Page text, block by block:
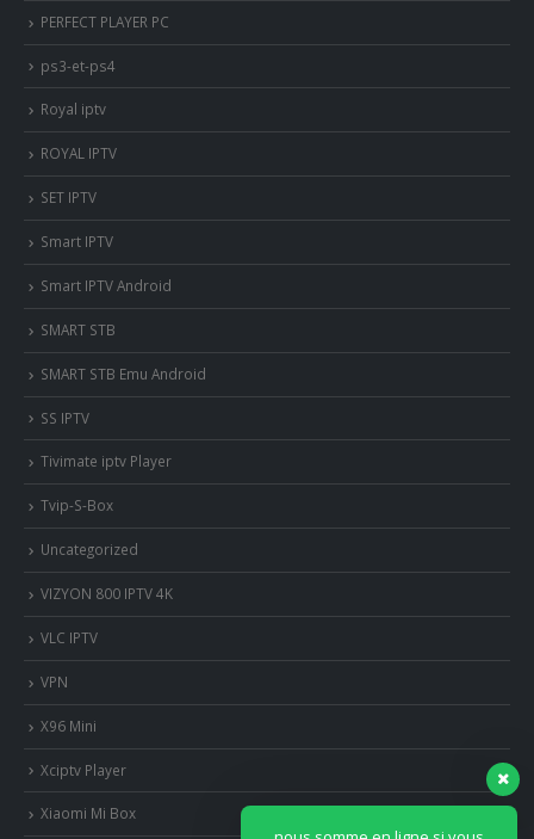
PERFECT PLAYER PC
ps3-et-ps4
Royal iptv
ROYAL IPTV
SET IPTV
Smart IPTV
Smart IPTV Android
SMART STB
SMART STB Emu Android
SS IPTV
Tivimate iptv Player
Tvip-S-Box
Uncategorized
VIZYON 800 IPTV 4K
VLC IPTV
VPN
X96 Mini
Xciptv Player
Xiaomi Mi Box